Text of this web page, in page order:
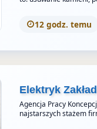
12 godz. temu
Elektryk
Agencja Pracy
najstarszych stażem